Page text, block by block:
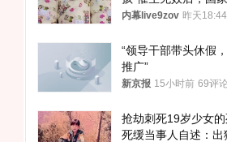
向住房出手了！
内幕live9zov 昨天18:44
“领导干部带头休假
推广”
新京报 15小时前 69评论
抢劫刺死19岁少女
死缓当事人自述：出